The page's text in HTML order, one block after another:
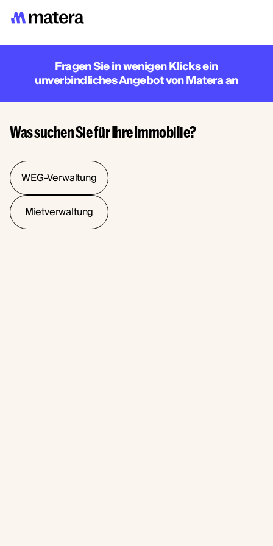
Fragen Sie in wenigen Klicks ein
unverbindliches Angebot von Matera an
Was suchen Sie für Ihre Immobilie?
WEG-Verwaltung
Mietverwaltung